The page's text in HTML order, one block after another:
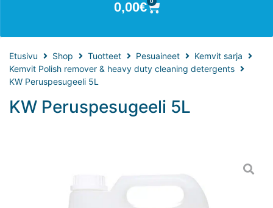
0,00€
KW Peruspesugeeli 5L
Etusivu Shop Tuotteet Pesuaineet
Kemvit sarja
Kemvit Polish remover & heavy duty cleaning detergents
KW Peruspesugeeli 5L